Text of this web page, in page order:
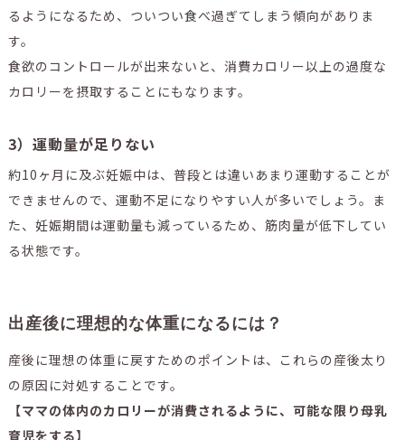
るようになるため、ついつい食べ過ぎてしまう傾向がありま
す。
食欲のコントロールが出来ないと、消費カロリー以上の過度な
カロリーを摂取することにもなります。
3）運動量が足りない
約10ヶ月に及ぶ妊娠中は、普段とは違いあまり運動することが
できませんので、運動不足になりやすい人が多いでしょう。ま
た、妊娠期間は運動量も減っているため、筋肉量が低下してい
る状態です。
出産後に理想的な体重になるには？
産後に理想の体重に戻すためのポイントは、これらの産後太り
の原因に対処することです。
【ママの体内のカロリーが消費されるように、可能な限り母乳
育児をする】